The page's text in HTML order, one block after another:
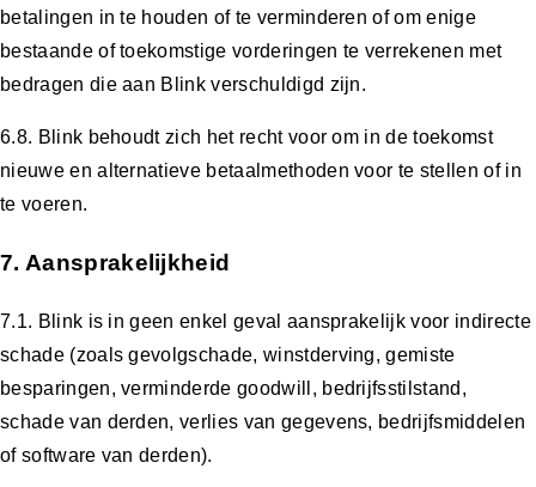
betalingen in te houden of te verminderen of om enige
bestaande of toekomstige vorderingen te verrekenen met
bedragen die aan Blink verschuldigd zijn.
6.8. Blink behoudt zich het recht voor om in de toekomst
nieuwe en alternatieve betaalmethoden voor te stellen of in
te voeren.
7. Aansprakelijkheid
7.1. Blink is in geen enkel geval aansprakelijk voor indirecte
schade (zoals gevolgschade, winstderving, gemiste
besparingen, verminderde goodwill, bedrijfsstilstand,
schade van derden, verlies van gegevens, bedrijfsmiddelen
of software van derden).